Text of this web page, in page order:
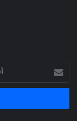
أدخل
بريدك
الإلكتروني